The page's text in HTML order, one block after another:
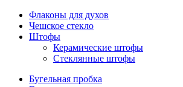
Флаконы для духов
Чешское стекло
Штофы
Керамические штофы
Стеклянные штофы
Бугельная пробка